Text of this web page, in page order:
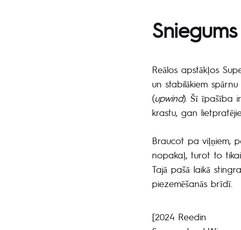
Reālos apstākļos
un stabilākiem
(upwind). Šī īpašība
krastu, gan
Braucot pa viļņiem,
nopakaļ, turot to
Tajā pašā laikā
piezemēšanās brīdī.
[2024 Reedin